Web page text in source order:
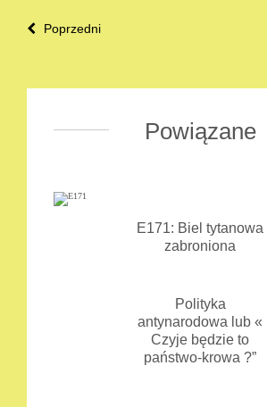
Poprzedni
Powiązane
E171: Biel tytanowa
zabroniona
Polityka
antynarodowa lub «
Czyje będzie to
państwo-krowa ?”